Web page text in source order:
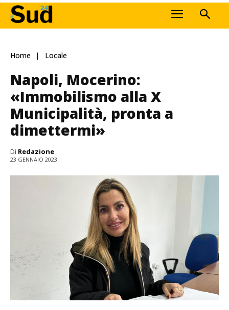
Home Locale
Napoli, Mocerino:
«Immobilismo alla X
Municipalità, pronta a
dimettermi»
Di Redazione
23 GENNAIO 2023